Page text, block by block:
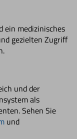
medizinisches
gezielten Zugriff
und der
als
Sehen Sie
und